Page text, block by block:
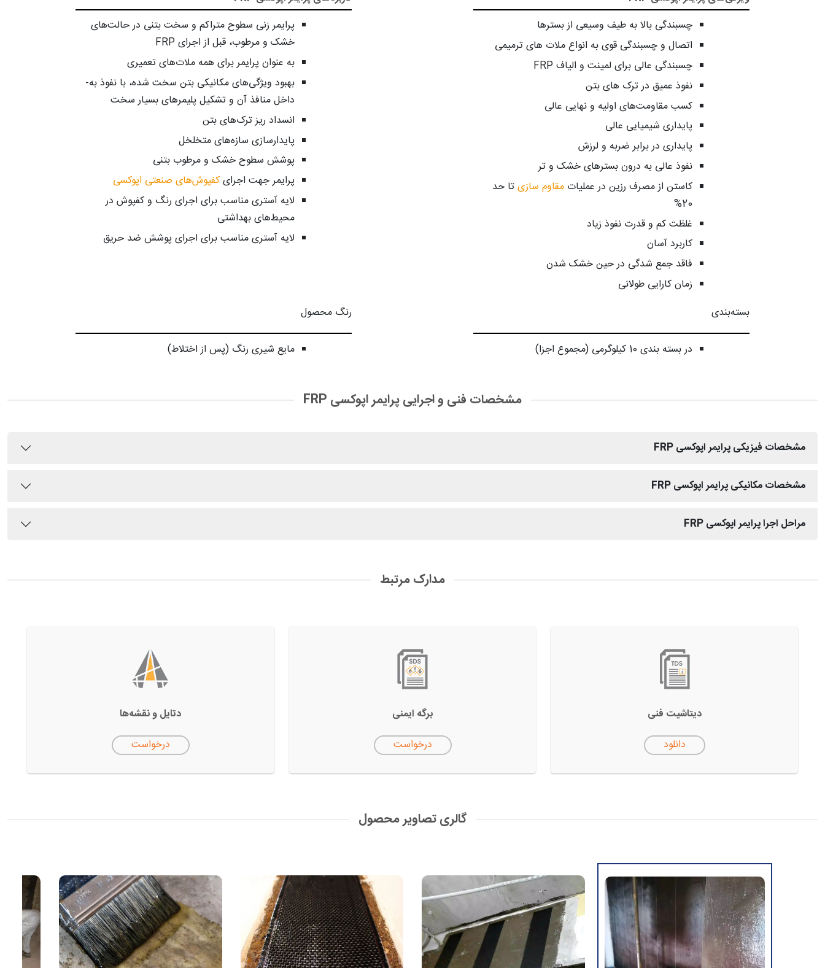
چسبندگی بالا به طیف وسیعی از بسترها
اتصال و چسبندگی قوی به انواع ملات های ترمیمی
چسبندگی عالی برای لمینت و الیاف FRP
نفوذ عمیق در ترک های بتن
کسب مقاومت­‌های اولیه و نهایی عالی
پایداری شیمیایی عالی
پایداری در برابر ضربه و لرزش
نفوذ عالی به درون بستر­های خشک و تر
کاستن از مصرف رزین در عملیات مقاوم سازیتا حد
20%
غلظت کم و قدرت نفوذ زیاد
کاربرد آسان
فاقد جمع شدگی در حین خشک شدن
زمان کارایی طولانی
پرایمر زنی سطوح متراکم و سخت بتنی در حالت‌های
خشک و مرطوب، قبل از اجرای FRP
به­ عنوان پرایمر برای همه ملات‌های تعمیری
بهبود ویژگی‌های مکانیکی بتن سخت شده، با نفوذ به­
داخل منافذ آن و تشکیل پلیمر­های بسیار سخت
انسداد ریز ترک‌های بتن
پایدارسازی سازه­‌های متخلخل
پوشش سطوح خشک و مرطوب بتنی
پرایمر جهت اجرایکفپوش‌های صنعتی اپوکسی
لایه آستری مناسب برای اجرای رنگ و کفپوش در
محیط‌های بهداشتی
لایه آستری مناسب برای اجرای پوشش ضد حریق
بسته‌بندی
در بسته بندی 10 کیلوگرمی (مجموع اجزا)
رنگ محصول
مایع شیری رنگ (پس از اختلاط)
مشخصات فنی و اجرایی پرایمر اپوکسی FRP
مشخصات فیزیکی پرایمر اپوکسی FRP
مشخصات مکانیکی پرایمر اپوکسی FRP
مراحل اجرا پرایمر اپوکسی FRP
مدارک مرتبط
دیتاشیت فنی
دانلود
برگه ایمنی
درخواست
دتایل‌ و نقشه‌ها
درخواست
گالری تصاویر محصول